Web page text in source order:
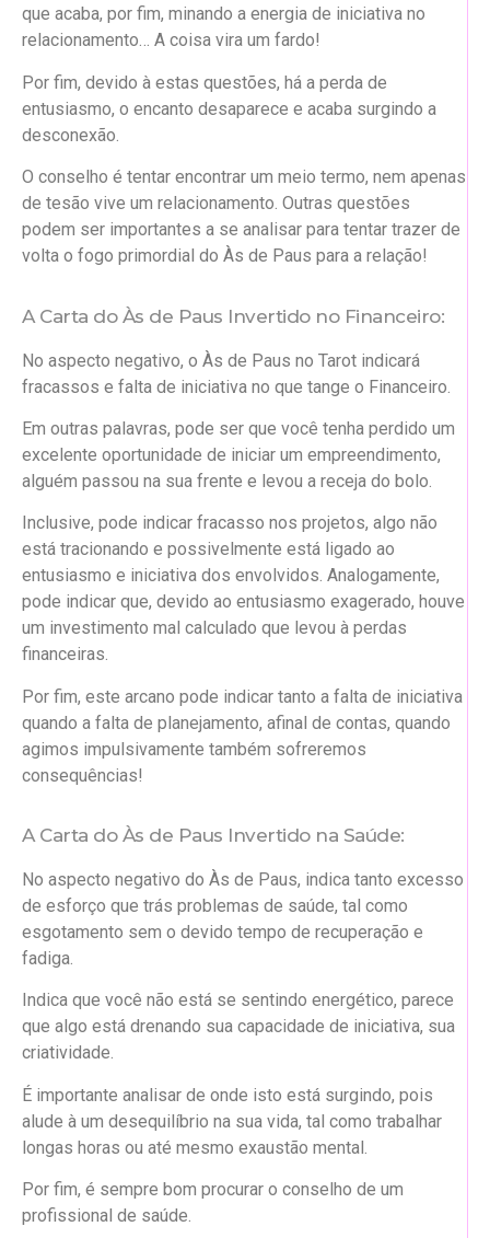
que acaba, por fim, minando a energia de iniciativa no
relacionamento… A coisa vira um fardo!
Por fim, devido à estas questões, há a perda de
entusiasmo, o encanto desaparece e acaba surgindo a
desconexão.
O conselho é tentar encontrar um meio termo, nem apenas
de tesão vive um relacionamento. Outras questões
podem ser importantes a se analisar para tentar trazer de
volta o fogo primordial do Às de Paus para a relação!
A Carta do Às de Paus Invertido no Financeiro:
No aspecto negativo, o Às de Paus no Tarot indicará
fracassos e falta de iniciativa no que tange o Financeiro.
Em outras palavras, pode ser que você tenha perdido um
excelente oportunidade de iniciar um empreendimento,
alguém passou na sua frente e levou a receja do bolo.
Inclusive, pode indicar fracasso nos projetos, algo não
está tracionando e possivelmente está ligado ao
entusiasmo e iniciativa dos envolvidos. Analogamente,
pode indicar que, devido ao entusiasmo exagerado, houve
um investimento mal calculado que levou à perdas
financeiras.
Por fim, este arcano pode indicar tanto a falta de iniciativa
quando a falta de planejamento, afinal de contas, quando
agimos impulsivamente também sofreremos
consequências!
A Carta do Às de Paus Invertido na Saúde:
No aspecto negativo do Às de Paus, indica tanto excesso
de esforço que trás problemas de saúde, tal como
esgotamento sem o devido tempo de recuperação e
fadiga.
Indica que você não está se sentindo energético, parece
que algo está drenando sua capacidade de iniciativa, sua
criatividade.
É importante analisar de onde isto está surgindo, pois
alude à um desequilíbrio na sua vida, tal como trabalhar
longas horas ou até mesmo exaustão mental.
Por fim, é sempre bom procurar o conselho de um
profissional de saúde.